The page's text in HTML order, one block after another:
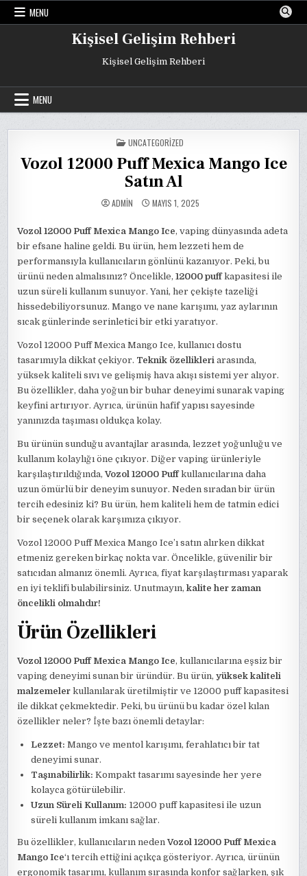
Skip
MENU
Kişisel Gelişim Rehberi
Kişisel Gelişim Rehberi
MENU
POSTED
IN
UNCATEGORIZED
Vozol 12000 Puff Mexica Mango Ice
Satın Al
ADMIN MAYIS 1, 2025
Vozol 12000 Puff Mexica Mango Ice, vaping dünyasında adeta
bir efsane haline geldi. Bu ürün, hem lezzeti hem de
performansıyla kullanıcıların gönlünü kazanıyor. Peki, bu
ürünü neden almalısınız? Öncelikle,12000 puffkapasitesi ile
uzun süreli kullanım sunuyor. Yani, her çekişte tazeliği
hissedebiliyorsunuz. Mango ve nane karışımı, yaz aylarının
sıcak günlerinde serinletici bir etki yaratıyor.
Vozol 12000 Puff Mexica Mango Ice, kullanıcı dostu
tasarımıyla dikkat çekiyor. Teknik özellikleri arasında,
yüksek kaliteli sıvı ve gelişmiş hava akışı sistemi yer alıyor.
Bu özellikler, daha yoğun bir buhar deneyimi sunarak vaping
keyfini artırıyor. Ayrıca, ürünün hafif yapısı sayesinde
yanınızda taşıması oldukça kolay.
Bu ürünün sunduğu avantajlar arasında, lezzet yoğunluğu ve
kullanım kolaylığı öne çıkıyor. Diğer vaping ürünleriyle
karşılaştırıldığında,Vozol 12000 Puffkullanıcılarına daha
uzun ömürlü bir deneyim sunuyor. Neden sıradan bir ürün
tercih edesiniz ki? Bu ürün, hem kaliteli hem de tatmin edici
bir seçenek olarak karşımıza çıkıyor.
Vozol 12000 Puff Mexica Mango Ice’ı satın alırken dikkat
etmeniz gereken birkaç nokta var. Öncelikle, güvenilir bir
satıcıdan almanız önemli. Ayrıca, fiyat karşılaştırması yaparak
en iyi teklifi bulabilirsiniz. Unutmayın,kalite her zaman
öncelikli olmalıdır!
Ürün Özellikleri
Vozol 12000 Puff Mexica Mango Ice, kullanıcılarına eşsiz bir
vaping deneyimi sunan bir üründür. Bu ürün,yüksek kaliteli
malzemeler kullanılarak üretilmiştir ve 12000 puff kapasitesi
ile dikkat çekmektedir. Peki, bu ürünü bu kadar özel kılan
özellikler neler? İşte bazı önemli detaylar:
Lezzet: Mango ve mentol karışımı, ferahlatıcı bir tat
deneyimi sunar.
Taşınabilirlik: Kompakt tasarımı sayesinde her yere
kolayca götürülebilir.
Uzun Süreli Kullanım: 12000 puff kapasitesi ile uzun
süreli kullanım imkanı sağlar.
Bu özellikler, kullanıcıların nedenVozol 12000 Puff Mexica
Mango Ice‘ı tercih ettiğini açıkça gösteriyor. Ayrıca, ürünün
ergonomik tasarımı, kullanım sırasında konfor sağlarken, şık